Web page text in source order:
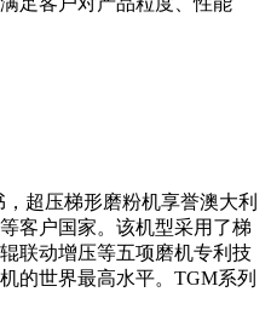
超压梯形磨粉机享誉澳大利
客户国家。该机型采用了梯
联动增压等五项磨机专利技
的世界最高水平。TGM系列